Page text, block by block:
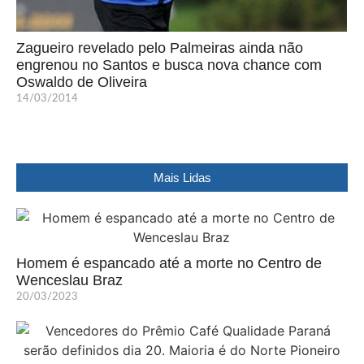
Zagueiro revelado pelo Palmeiras ainda não
engrenou no Santos e busca nova chance com
Oswaldo de Oliveira
14/03/2014
Mais Lidas
Homem é espancado até a morte no Centro de
Wenceslau Braz
20/03/2023